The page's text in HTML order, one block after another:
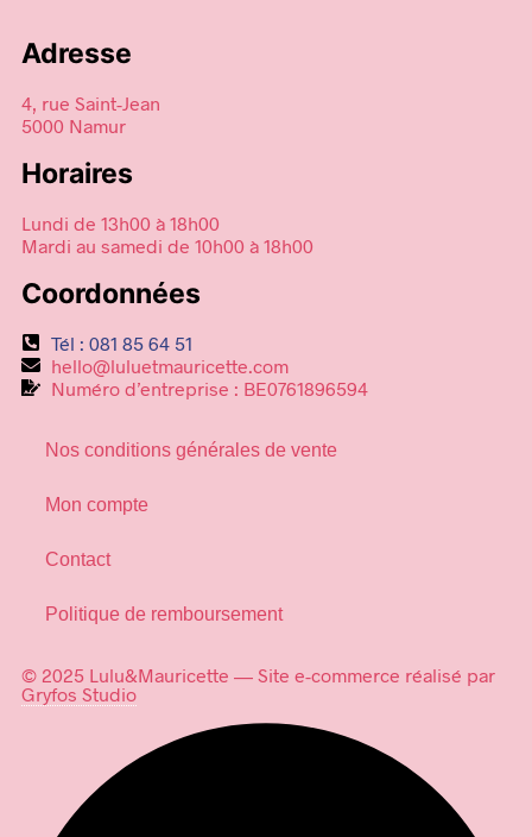
Adresse
4, rue Saint-Jean
5000 Namur
Horaires
Lundi de 13h00 à 18h00
Mardi au samedi de 10h00 à 18h00
Coordonnées
Tél : 081 85 64 51
hello@luluetmauricette.com
Numéro d’entreprise : BE0761896594
Nos conditions générales de vente
Mon compte
Contact
Politique de remboursement
© 2025 Lulu&Mauricette — Site e-commerce réalisé par
Gryfos Studio